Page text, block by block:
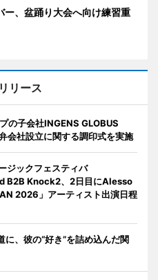
ー、盆踊り大会へ向け練習重
リース
の子会社INGENS GLOBUS
会社設立に関する調印式を実施
ジックフェスティバ
、2日目にAlesso
」アーティスト出演日程
、彼の“好き”を詰め込んだ関